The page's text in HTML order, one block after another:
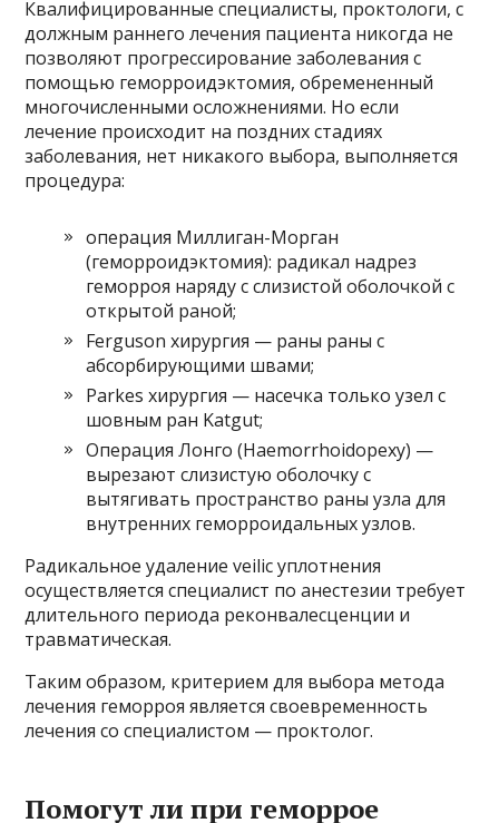
Квалифицированные специалисты, проктологи, с
должным раннего лечения пациента никогда не
позволяют прогрессирование заболевания с
помощью геморроидэктомия, обремененный
многочисленными осложнениями. Но если
лечение происходит на поздних стадиях
заболевания, нет никакого выбора, выполняется
процедура:
операция Миллиган-Морган
(геморроидэктомия): радикал надрез
геморроя наряду с слизистой оболочкой с
открытой раной;
Ferguson хирургия — раны раны с
абсорбирующими швами;
Parkes хирургия — насечка только узел с
шовным ран Katgut;
Операция Лонго (Haemorrhoidopexy) —
вырезают слизистую оболочку с
вытягивать пространство раны узла для
внутренних геморроидальных узлов.
Радикальное удаление veilic уплотнения
осуществляется специалист по анестезии требует
длительного периода реконвалесценции и
травматическая.
Таким образом, критерием для выбора метода
лечения геморроя является своевременность
лечения со специалистом — проктолог.
Помогут ли при геморрое